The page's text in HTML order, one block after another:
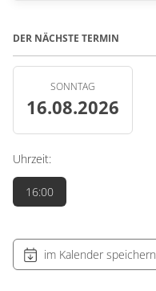
DER NÄCHSTE TERMIN
SONNTAG
16.08.2026
Uhrzeit:
16:00
im Kalender speichern